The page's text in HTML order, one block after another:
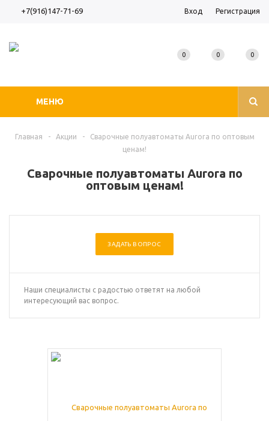
+7(916)147-71-69 Вход Регистрация
МЕНЮ
0 0 0
Главная - Акции -
Сварочные полуавтоматы Aurora по оптовым
ценам!
Сварочные полуавтоматы Aurora по
оптовым ценам!
ЗАДАТЬ ВОПРОС
Наши специалисты с радостью ответят на любой
интересующий вас вопрос.